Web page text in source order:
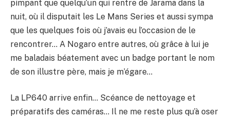
pimpant que quelqu’un qui rentre de Jarama dans la
nuit, où il disputait les Le Mans Series et aussi sympa
que les quelques fois où j’avais eu l’occasion de le
rencontrer… A Nogaro entre autres, où grâce à lui je
me baladais béatement avec un badge portant le nom
de son illustre père, mais je m’égare…
La LP640 arrive enfin… Scéance de nettoyage et
préparatifs des caméras… Il ne me reste plus qu’à oser